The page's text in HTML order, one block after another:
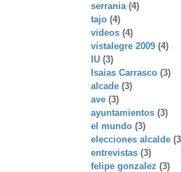
serrania (4)
tajo (4)
videos (4)
vistalegre 2009 (4)
IU (3)
Isaias Carrasco (3)
alcade (3)
ave (3)
ayuntamientos (3)
el mundo (3)
elecciones alcalde
entrevistas (3)
felipe gonzalez (3)